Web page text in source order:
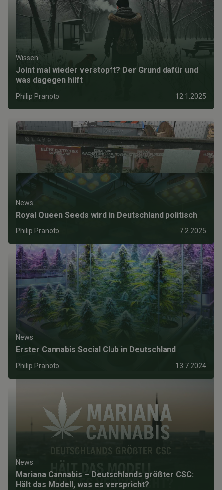
Wissen
Joint mal wieder verstopft? Der Grund dafür und
was dagegen hilft
Philip Pranoto 12.1.2025
News
Royal Queen Seeds wird in Deutschland politisch
Philip Pranoto 7.2.2025
News
Erster Cannabis Social Club in Deutschland
Philip Pranoto 13.7.2024
News
Mariana Cannabis – Deutschlands größter CSC:
Hält das Modell, was es verspricht?